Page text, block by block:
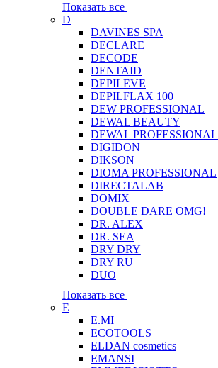
Показать все
D
DAVINES SPA
DECLARE
DECODE
DENTAID
DEPILEVE
DEPILFLAX 100
DEW PROFESSIONAL
DEWAL BEAUTY
DEWAL PROFESSIONAL
DIGIDON
DIKSON
DIOMA PROFESSIONAL
DIRECTALAB
DOMIX
DOUBLE DARE OMG!
DR. ALEX
DR. SEA
DRY DRY
DRY RU
DUO
Показать все
E
E.MI
ECOTOOLS
ELDAN cosmetics
EMANSI